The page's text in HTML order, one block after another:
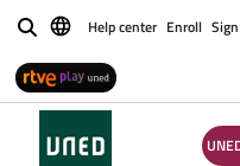
BuscarHelp center Enroll
LA